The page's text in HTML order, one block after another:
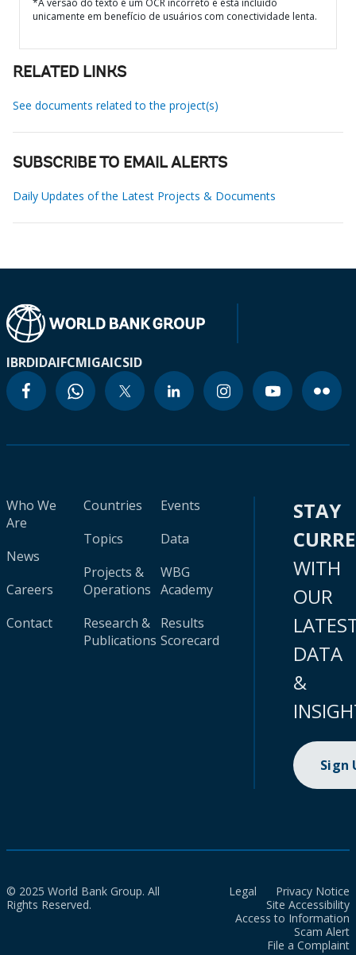
*A versão do texto é um OCR incorreto e está incluído
unicamente em benefício de usuários com conectividade lenta.
RELATED LINKS
See documents related to the project(s)
SUBSCRIBE TO EMAIL ALERTS
Daily Updates of the Latest Projects & Documents
IBRDIDAIFCMIGAICSID
Who We
Are
News
Careers
Contact
Countries
Topics
Projects &
Operations
Research &
Publications
Events
Data
WBG
Academy
Results
Scorecard
STAY
WITH
OUR
DATA
&
Sign
© 2025 World Bank Group. All
Rights Reserved.
Legal
Privacy Notice
Site Accessibility
Access to Information
Scam Alert
File a Complaint